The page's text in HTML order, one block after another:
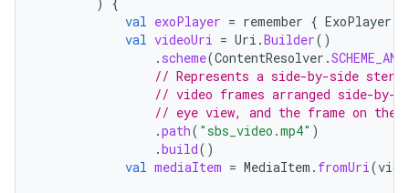
val exoPlayer = remember { ExoPlayer
val videoUri = Uri .Builder()
. scheme(ContentResolver .
// Represents a side-by-side
// video frames arranged side-
// eye view, and the frame on
.path( "sbs_video.mp4" )
.build()
val mediaItem = MediaItem . fromUri (